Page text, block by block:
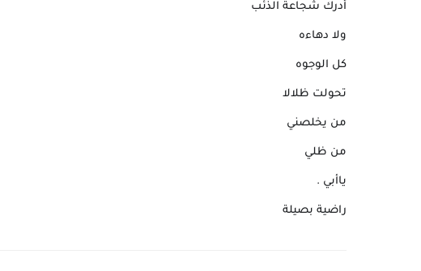
أدرك شجاعة الذئب
ولا دهاءه
كل الوجوه
تحولت ظلالا
من يخلصني
من ظلي
ياأبي .
راضية بصيلة